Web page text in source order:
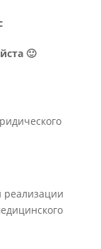
🙂
реализации